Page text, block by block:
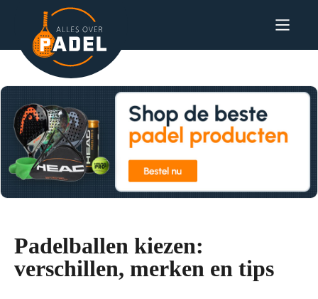
Padelballen kiezen:
verschillen, merken en tips